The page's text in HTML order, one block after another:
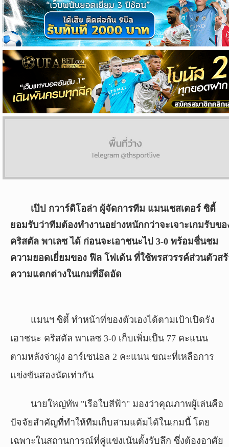
เป๊ป กวาร์ดิโอล่า ผู้จัดการทีม แมนเชสเตอร์ ซิตี้
ยอมรับว่าทีมต้องทำงานอย่างหนักกว่าจะเจาะเกมรับขอ
คริสตัล พาเลซ ได้ ก่อนจะเอาชนะไป 3-0 พร้อมชื่นชม
ความยอดเยี่ยมของ ฟิล โฟเด้น ที่ใช้พรสวรรค์ส่วนตัวสร้
ความแตกต่างในเกมที่อึดอัด
แมนฯ ซิตี้ ทำหน้าที่ของตัวเองได้ตามเป้าเปิดรัง
เอาชนะ คริสตัล พาเลซ 3-0 เก็บเพิ่มเป็น 77 คะแนน
ตามหลังจ่าฝูง อาร์เซน่อล 2 คะแนน ขณะที่เหลือการ
แข่งขันสองนัดเท่ากัน
นายใหญ่ทัพ "เรือใบสีฟ้า" มองว่าคุณภาพผู้เล่นคือ
ปัจจัยสำคัญที่ทำให้ทีมเก็บสามแต้มได้ในเกมนี้ โดย
เฉพาะในสถานการณ์ที่คู่แข่งเน้นตั้งรับลึก ซึ่งต้องอาศัย
ทีเด็ด
บอล
แกล
ล
งาม
ผล
©
2026
Sport ,